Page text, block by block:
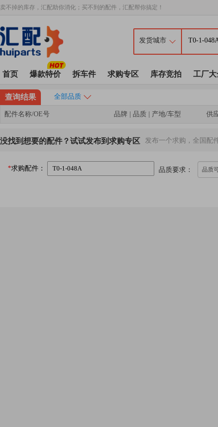
卖不掉的库存，汇配助你消化；买不到的配件，汇配帮你搞定！
首页 爆款特价 拆车件 求购专区 库存竞拍 工厂大
查询结果 全部品质
配件名称/OE号 品牌 | 品质 | 产地/车型 供
没找到想要的配件？试试发布到求购专区 发布一个求购，全国配
*求购配件： 品质要求： 品质